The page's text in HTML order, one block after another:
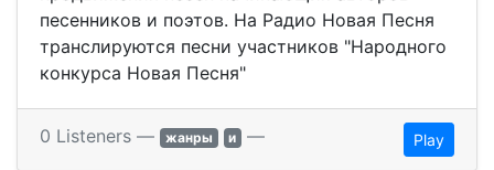
песенников и поэтов. На Радио Новая Песня
транслируются песни участников "Народного
конкурса Новая Песня"
0 Listeners — жанры и — Play